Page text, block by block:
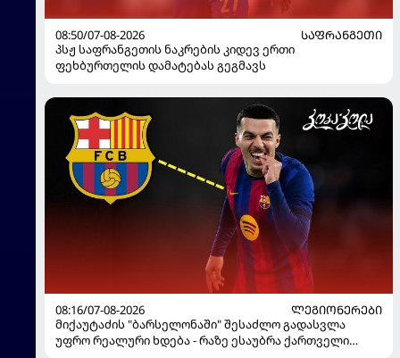
08:50/07-08-2026
ᲡᲐᲤᲠᲐᲜᲒᲔᲗᲘ
პსჟ საფრანგეთის ნაკრების კიდევ ერთი
ფეხბურთელის დამატებას გეგმავს
08:16/07-08-2026
ᲚᲔᲒᲘᲝᲜᲔᲠᲔᲑᲘ
მიქაუტაძის "ბარსელონაში" შესაძლო გადასვლა
უფრო რეალური ხდება - რაზე ესაუბრა ქართველი